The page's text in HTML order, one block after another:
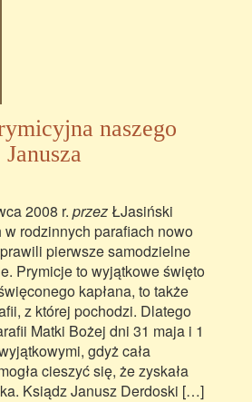
naszego
2008 r. przez ŁJasiński
rodzinnych parafiach nowo
pierwsze samodzielne
Prymicje to wyjątkowe święto
kapłana, to także
z której pochodzi. Dlatego
Matki Bożej dni 31 maja i 1
gdyż cała
cieszyć się, że zyskała
Ksiądz Janusz Derdoski […]